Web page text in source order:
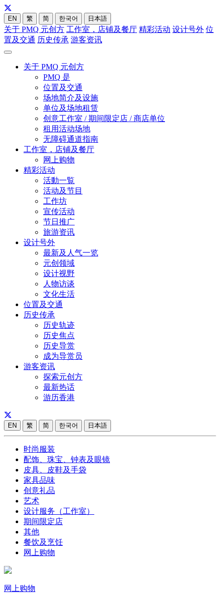
EN 繁 简 한국어 日本語
关于 PMQ 元创方 工作室，店铺及餐厅 精彩活动 设计号外 位
置及交通 历史传承 游客资讯
关于 PMQ 元创方
PMQ 是
位置及交通
场地简介及设施
单位及场地租赁
创意工作室 / 期间限定店 / 商店单位
租用活动场地
无障碍通道指南
工作室，店铺及餐厅
网上购物
精彩活动
活動一覧
活动及节目
工作坊
宣传活动
节日推广
旅游资讯
设计号外
最新及人气一览
元创领域
设计视野
人物访谈
文化生活
位置及交通
历史传承
历史轨迹
历史焦点
历史导赏
成为导赏员
游客资讯
探索元创方
最新热话
游历香港
EN 繁 简 한국어 日本語
时尚服装
配饰、珠宝、钟表及眼镜
皮具、皮鞋及手袋
家具品味
创意礼品
艺术
设计服务（工作室）
期间限定店
其他
餐饮及烹饪
网上购物
网上购物